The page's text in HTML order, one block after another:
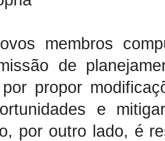
membros
de
propor
e
por outro lado, é